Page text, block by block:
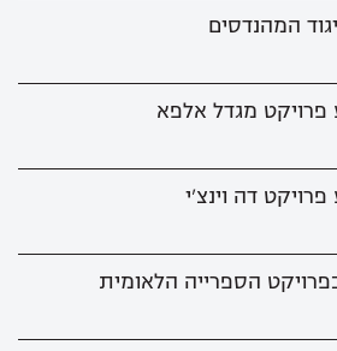
המהנדסים
מגדל אלפא
דה וינצ'י
הספרייה הלאומית